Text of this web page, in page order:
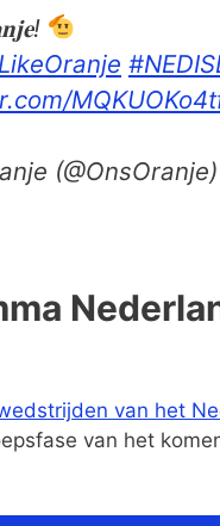
(@OnsOranje)
van het
van het